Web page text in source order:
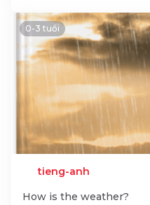
0-3 tuổi
tieng-anh
How is the weather?